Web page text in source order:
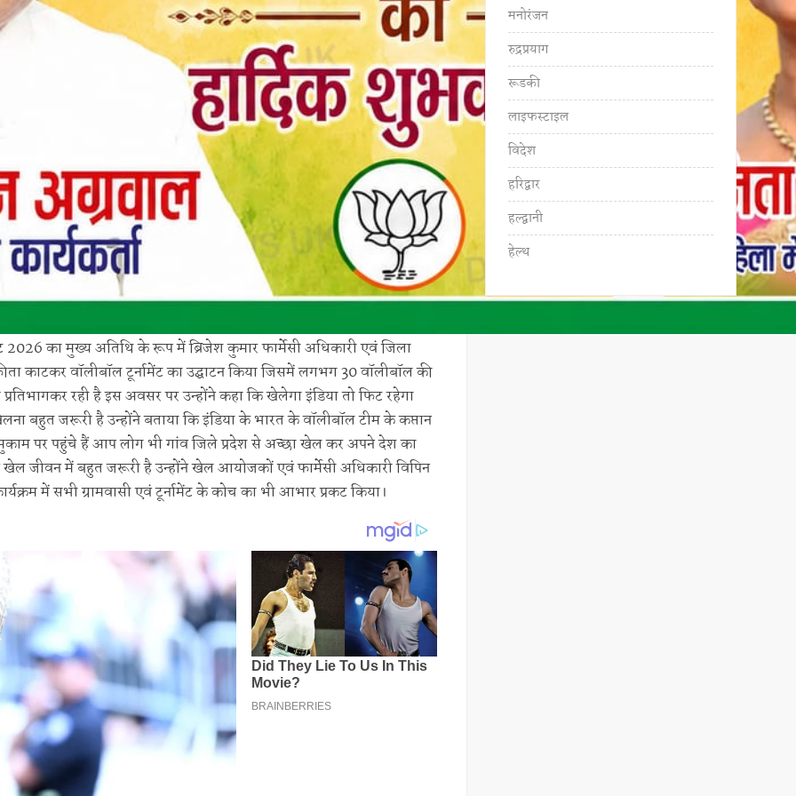
का मुख्य अतिथि के रूप में ब्रिजेश कुमार फार्मेसी अधिकारी एवं जिला
काटकर वॉलीबॉल टूर्नामेंट का उद्घाटन किया जिसमें लगभग 30 वॉलीबॉल की
प्रतिभागकर रही है इस अवसर पर उन्होंने कहा कि खेलेगा इंडिया तो फिट रहेगा
बहुत जरूरी है उन्होंने बताया कि इंडिया के भारत के वॉलीबॉल टीम के कप्तान
पर पहुंचे हैं आप लोग भी गांव जिले प्रदेश से अच्छा खेल कर अपने देश का
खेल जीवन में बहुत जरूरी है उन्होंने खेल आयोजकों एवं फार्मेसी अधिकारी विपिन
में सभी ग्रामवासी एवं टूर्नामेंट के कोच का भी आभार प्रकट किया।
मनोरंजन
रुद्रप्रयाग
रूडकी
लाइफस्टाइल
विदेश
हरिद्वार
हल्द्वानी
हेल्थ